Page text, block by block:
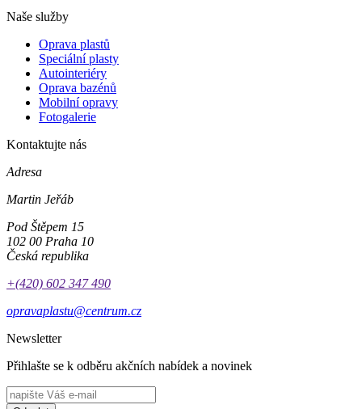
Naše služby
Oprava plastů
Speciální plasty
Autointeriéry
Oprava bazénů
Mobilní opravy
Fotogalerie
Kontaktujte nás
Adresa
Martin Jeřáb
Pod Štěpem 15
102 00 Praha 10
Česká republika
+(420) 602 347 490
opravaplastu@centrum.cz
Newsletter
Přihlašte se k odběru akčních nabídek a novinek